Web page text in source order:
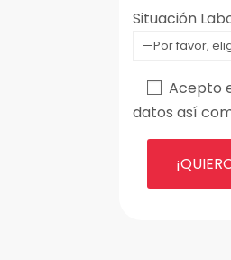
Situación
Acepto
datos así